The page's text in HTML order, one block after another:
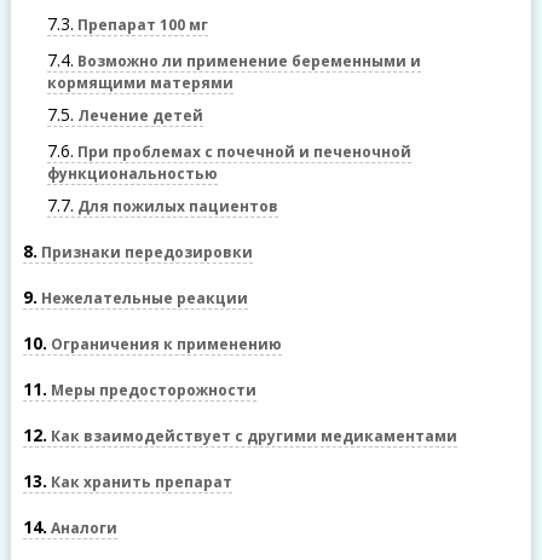
7.3 Препарат 100 мг
7.4 Возможно ли применение беременными и
кормящими матерями
7.5 Лечение детей
7.6 При проблемах с почечной и печеночной
функциональностью
7.7 Для пожилых пациентов
8 Признаки передозировки
9 Нежелательные реакции
10 Ограничения к применению
11 Меры предосторожности
12 Как взаимодействует с другими медикаментами
13 Как хранить препарат
14 Аналоги